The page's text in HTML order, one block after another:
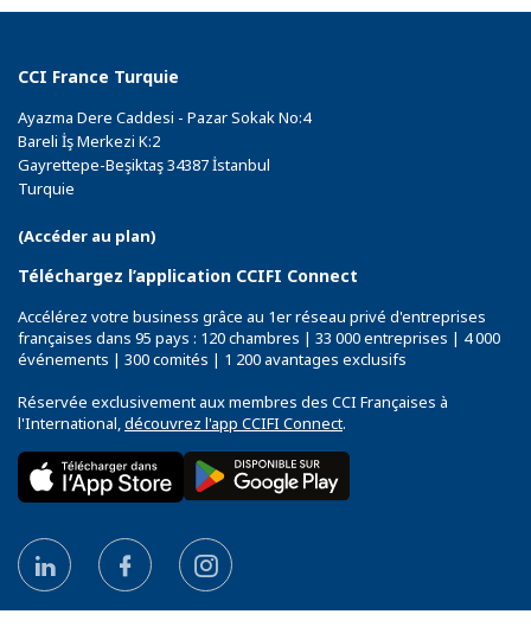
CCI France Turquie
Ayazma Dere Caddesi - Pazar Sokak No:4
Bareli İş Merkezi K:2
Gayrettepe-Beşiktaş 34387 İstanbul
Turquie
(Accéder au plan)
Téléchargez l’application CCIFI Connect
Accélérez votre business grâce au 1er réseau privé d'entreprises
françaises dans 95 pays : 120 chambres | 33 000 entreprises | 4 000
événements | 300 comités | 1 200 avantages exclusifs
Réservée exclusivement aux membres des CCI Françaises à
l'International,découvrez l'app CCIFI Connect.